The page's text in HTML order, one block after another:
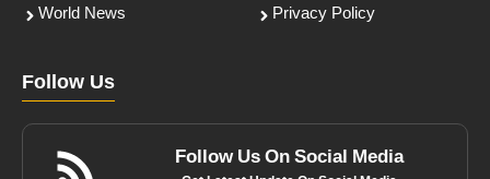
World News
Privacy Policy
Follow Us
Follow Us On Social Media